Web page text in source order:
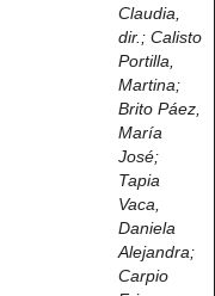
Claudia,
dir. ; Calisto
Portilla,
Martina;
Brito Páez,
María
José;
Tapia
Vaca,
Daniela
Alejandra;
Carpio